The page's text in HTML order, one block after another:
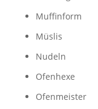
Muffinform
Müslis
Nudeln
Ofenhexe
Ofenmeister